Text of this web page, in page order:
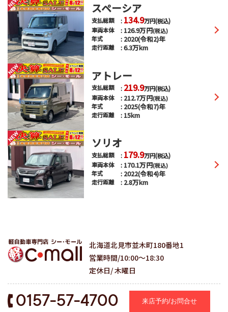
スペーシア
支払総額 134.9万円(税込)
車両本体
126.9万円(税込)
年式 2020(令和2)年
走行距離 6.3万km
アトレー
支払総額 219.9万円(税込)
車両本体
212.7万円(税込)
年式 2025(令和7)年
走行距離 15km
ソリオ
支払総額 179.9万円(税込)
車両本体
170.1万円(税込)
年式 2022(令和4)年
走行距離 2.8万km
北海道北見市並木町180番地1
営業時間/10:00～18:30
定休日/ 木曜日
0157-57-4700 来店予約/お問合せ